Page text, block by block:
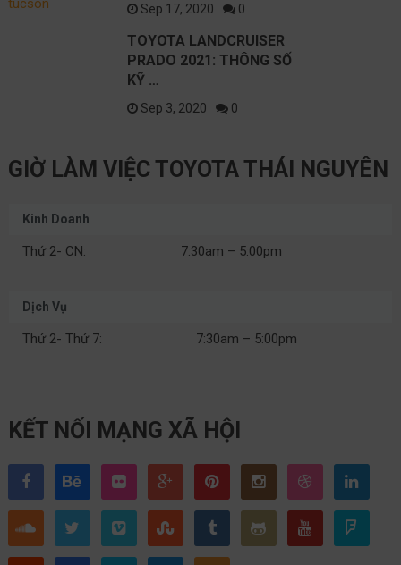
Sep 17, 2020 0
TOYOTA LANDCRUISER
PRADO 2021: THÔNG SỐ
KỸ …
Sep 3, 2020 0
GIỜ LÀM VIỆC TOYOTA THÁI NGUYÊN
Kinh Doanh
Thứ 2- CN: 7:30am – 5:00pm
Dịch Vụ
Thứ 2- Thứ 7: 7:30am – 5:00pm
KẾT NỐI MẠNG XÃ HỘI